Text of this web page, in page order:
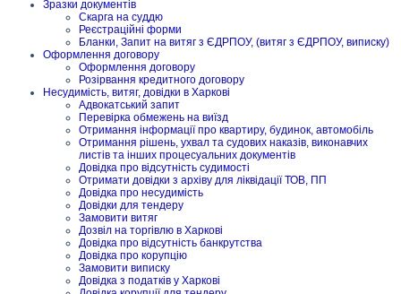
Зразки документів
Скарга на суддю
Реєстраційні форми
Бланки, Запит на витяг з ЄДРПОУ, (витяг з ЄДРПОУ, виписку)
Оформлення договору
Оформлення договору
Розірвання кредитного договору
Несудимість, витяг, довідки в Харкові
Адвокатський запит
Перевірка обмежень на виїзд
Отримання інформації про квартиру, будинок, автомобіль
Отримання рішень, ухвал та судових наказів, виконавчих
листів та інших процесуальних документів
Довідка про відсутність судимості
Отримати довідки з архіву для ліквідації ТОВ, ПП
Довідка про несудимість
Довідки для тендеру
Замовити витяг
Дозвіл на торгівлю в Харкові
Довідка про відсутність банкрутства
Довідка про корупцію
Замовити виписку
Довідка з податків у Харкові